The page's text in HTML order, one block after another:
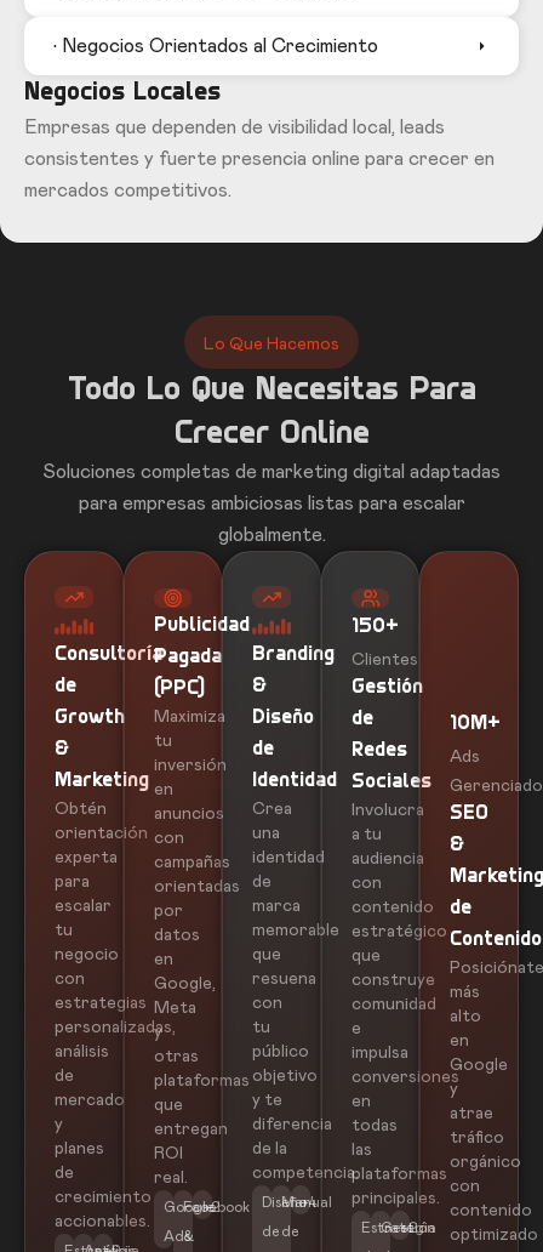
• Negocios Orientados al Crecimiento
Negocios Locales
Empresas que dependen de visibilidad local, leads
consistentes y fuerte presencia online para crecer en
mercados competitivos.
Lo Que Hacemos
Todo Lo Que Necesitas Para
Crecer Online
Soluciones completas de marketing digital adaptadas
para empresas ambiciosas listas para escalar
globalmente.
Consultoría
de
Growth
&
Marketing
Obtén
orientación
experta
para
escalar
tu
negocio
con
estrategias
personalizadas,
análisis
de
mercado
y
planes
de
crecimiento
accionables.
Publicidad
Pagada
(PPC)
Maximiza
tu
inversión
en
anuncios
con
campañas
orientadas
por
datos
en
Google,
Meta
y
otras
plataformas
que
entregan
ROI
real.
Google
Ads
Facebook
&
+2
Branding
&
Diseño
de
Identidad
Crea
una
identidad
de
marca
memorable
que
resuena
con
tu
público
objetivo
y te
diferencia
de la
competencia.
Diseño
de
Manual
de
+4
150+
Clientes
Gestión
de
Redes
Sociales
Involucra
a tu
audiencia
con
contenido
estratégico
que
construye
comunidad
e
impulsa
conversiones
en
todas
las
plataformas
principales.
Estrategia
Gestión
+2
10M+
Ads
SEO
&
de
más
alto
en
Google
y
atrae
tráfico
orgánico
con
contenido
optimizado